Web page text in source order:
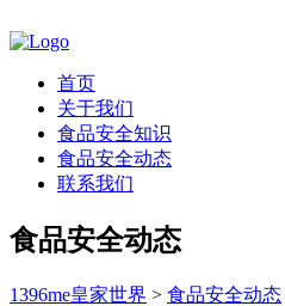
首页
关于我们
食品安全知识
食品安全动态
联系我们
食品安全动态
1396me皇家世界 > 食品安全动态